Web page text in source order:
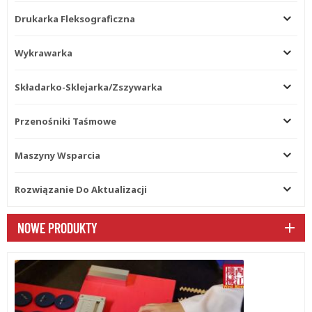
Drukarka Fleksograficzna
Wykrawarka
Składarko-Sklejarka/zszywarka
Przenośniki Taśmowe
Maszyny Wsparcia
Rozwiązanie Do Aktualizacji
NOWE PRODUKTY